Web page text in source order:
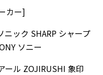
カー]
ック SHARP シャープ
ソニー
ール ZOJIRUSHI 象印